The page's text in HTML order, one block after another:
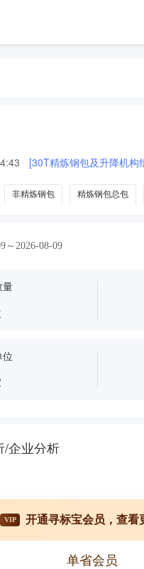
[30T精炼钢包及升降机
非精炼钢包 精炼钢包总包
～2026-08-09
量
位
/企业分析
VIP 开通寻标宝会员，查看
单省会员